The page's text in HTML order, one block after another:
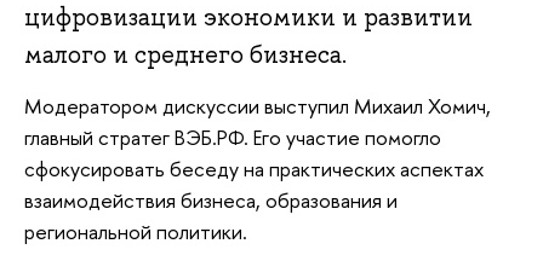
цифровизации экономики и развитии
малого и среднего бизнеса.
Модератором дискуссии выступил Михаил Хомич,
главный стратег ВЭБ.РФ. Его участие помогло
сфокусировать беседу на практических аспектах
взаимодействия бизнеса, образования и
региональной политики.